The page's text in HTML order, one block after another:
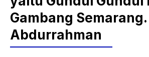
Gambang Semarang.
Abdurrahman